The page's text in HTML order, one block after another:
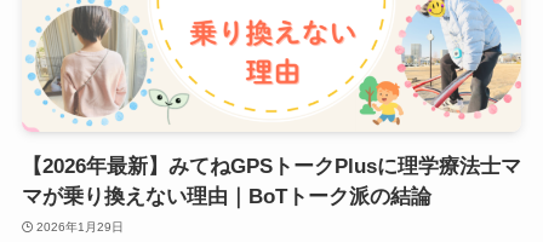
【2026年最新】みてねGPSトークPlusに理学療法士マ
マが乗り換えない理由｜BoTトーク派の結論
2026年1月29日